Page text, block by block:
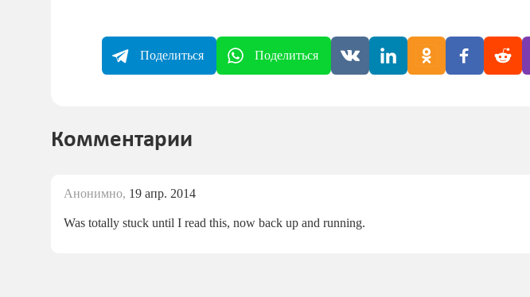
Поделиться Поделиться
Комментарии
Анонимно, 19 апр. 2014
Was totally stuck until I read this, now back up and running.